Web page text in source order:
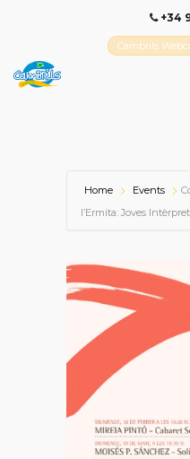
+34
Cambrils
Home Events
l’Ermita: Joves